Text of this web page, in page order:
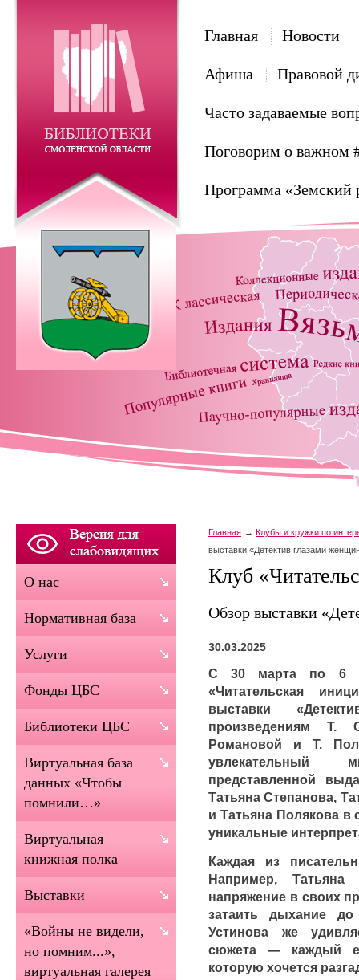
Главная Новости
Афиша Правовой
Часто задаваемые
Поговорим о важном
Программа «Земский
Главная
Клубы и кружки по
выставки «Детектив глазами
Клуб
Обзор выставки
30.03.2025
С 30 марта по 6
«Читательская
выставки
произведениям Т.
Романовой и Т.
увлекательный
представленной
Татьяна Степанова,
и Татьяна Полякова в
уникальные
Каждая из
Например, Татьяна
напряжение в своих
затаить дыхание
Устинова же
сюжета — каждый
которую хочется
О нас
Нормативная база
Услуги
Фонды ЦБС
Библиотеки ЦБС
Виртуальная база
данных «Чтобы
помнили…»
Виртуальная
книжная полка
Выставки
«Войны не видели,
но помним...»,
виртуальная галерея